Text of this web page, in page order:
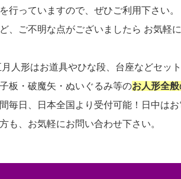
行っていますので、ぜひご利用下さい。
、ご不明な点がございましたら お気軽
人形はお道具やひな段、台座などセッ
板・破魔矢・ぬいぐるみ等のお人形全
毎日、日本全国より受付可能！日中は
も、お気軽にお問い合わせ下さい。